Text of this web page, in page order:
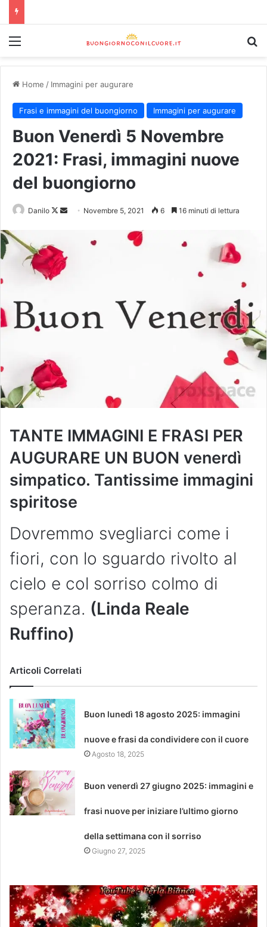
Home / Immagini per augurare
Frasi e immagini del buongiorno Immagini per augurare
Buon Venerdì 5 Novembre
2021: Frasi, immagini nuove
del buongiorno
Danilo Novembre 5, 2021 6 16 minuti di lettura
TANTE IMMAGINI E FRASI PER
AUGURARE UN BUON venerdì
simpatico. Tantissime immagini
spiritose
Dovremmo svegliarci come i
fiori, con lo sguardo rivolto al
cielo e col sorriso colmo di
speranza. (Linda Reale
Ruffino)
Articoli Correlati
Buon lunedì 18 agosto 2025: immagini
nuove e frasi da condividere con il cuore
Agosto 18, 2025
Buon venerdì 27 giugno 2025: immagini e
frasi nuove per iniziare l’ultimo giorno
della settimana con il sorriso
Giugno 27, 2025